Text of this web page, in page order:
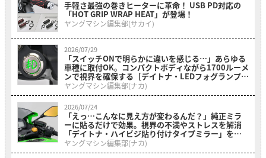
手軽さ最強の巻きヒーターに革命！ USB PD対応の
「HOT GRIP WRAP HEAT」が登場！
ヤングマシン編集部(サカイ)
2026/07/29
「スイッチONで明らかに違いを感じる…」あらゆる
車種に取付OK。コンパクトボディながら1700ルーメ
ンで視界を確保する［デイトナ・LEDフォグランプユ
ニット プレシャスレイ スモール］
ヤングマシン編集部(ナカ)
2026/07/24
「えっ…こんなに見え方が変わるんだ？」純正ミラ
ーに貼るだけで効果。視界の不満やストレスを解消
「デイトナ・ハイビジ貼り付けタイプミラー」を紹
介！
ヤングマシン編集部(ナカ)